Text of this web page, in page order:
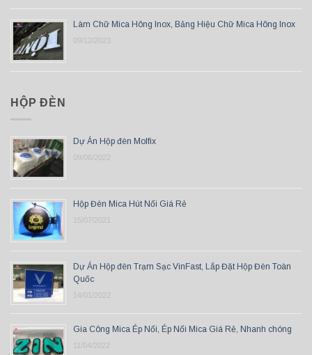
Làm Chữ Mica Hông Inox, Bảng Hiệu Chữ Mica Hông Inox
09/12/2023
HỘP ĐÈN
Dự Án Hộp đèn Molfix
09/06/2022
Hộp Đèn Mica Hút Nổi Giá Rẻ
15/07/2021
Dự Án Hộp đèn Trạm Sạc VinFast, Lắp Đặt Hộp Đèn Toàn
Quốc
14/01/2022
Gia Công Mica Ép Nổi, Ép Nổi Mica Giá Rẻ, Nhanh chóng
11/04/2022